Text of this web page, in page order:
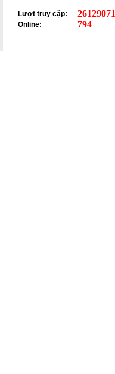
Lượt truy cập: 26129071
Online: 794